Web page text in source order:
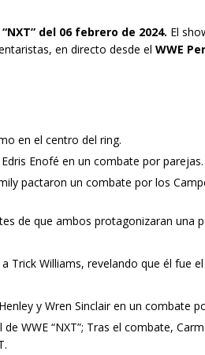
“NXT” del 06 febrero de 2024. El
en directo desde el WWE
en el centro del ring.
Enofé en un combate por parejas.
pactaron un combate por los
de que ambos protagonizaran una
Trick Williams, revelando que él fue
y Wren Sinclair en un combate
WWE “NXT”; Tras el combate,